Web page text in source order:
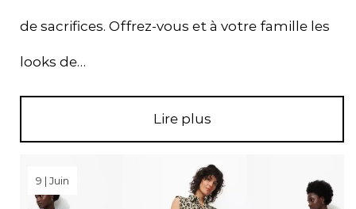
de sacrifices. Offrez-vous et à votre famille les
looks de…
Lire plus
9 | Juin